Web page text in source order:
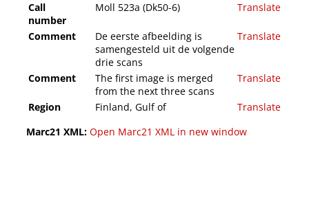
Call
number
Moll 523a (Dk50-6) Translate
Comment
De eerste afbeelding is
samengesteld uit de volgende
drie scans
Translate
Comment
The first image is merged
from the next three scans
Translate
Region Finland, Gulf of
Translate
Marc21 XML: Open Marc21 XML in new window